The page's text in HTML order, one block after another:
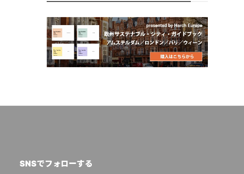
SNSでフォローする